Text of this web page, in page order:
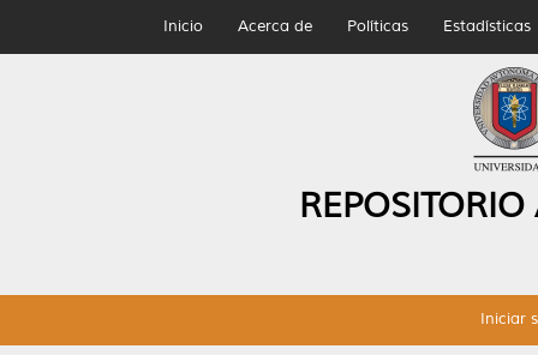
Inicio Acerca de Políticas Estadísticas
Iniciar